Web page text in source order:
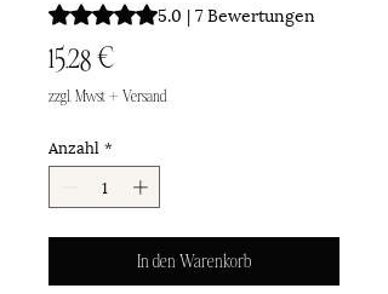
Das Rating beträgt 5.0 von fünf
5.0 | 7 Bewertungen
15,28 €Preis
zzgl. Mwst + Versand
Anzahl *
In den Warenkorb